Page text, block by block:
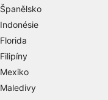
Španělsko
Indonésie
Florida
Filipíny
Mexiko
Maledivy